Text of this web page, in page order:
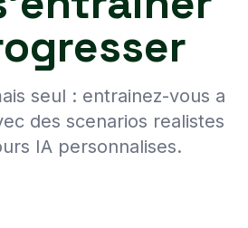
seul : entrainez-vous a
des scenarios realistes
IA personnalises.